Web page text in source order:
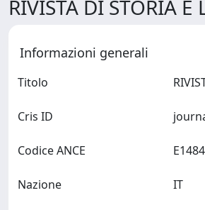
RIVISTA DI STORIA
Informazioni generali
Titolo
Cris ID
Codice ANCE
Nazione